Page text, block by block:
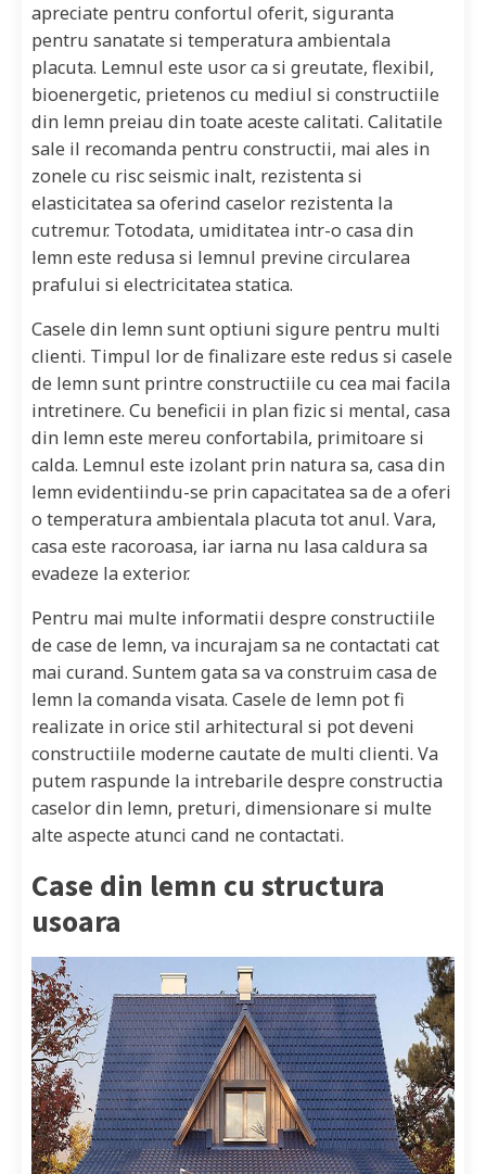
apreciate pentru confortul oferit, siguranta
pentru sanatate si temperatura ambientala
placuta. Lemnul este usor ca si greutate, flexibil,
bioenergetic, prietenos cu mediul si constructiile
din lemn preiau din toate aceste calitati. Calitatile
sale il recomanda pentru constructii, mai ales in
zonele cu risc seismic inalt, rezistenta si
elasticitatea sa oferind caselor rezistenta la
cutremur. Totodata, umiditatea intr-o casa din
lemn este redusa si lemnul previne circularea
prafului si electricitatea statica.
Casele din lemn sunt optiuni sigure pentru multi
clienti. Timpul lor de finalizare este redus si casele
de lemn sunt printre constructiile cu cea mai facila
intretinere. Cu beneficii in plan fizic si mental, casa
din lemn este mereu confortabila, primitoare si
calda. Lemnul este izolant prin natura sa, casa din
lemn evidentiindu-se prin capacitatea sa de a oferi
o temperatura ambientala placuta tot anul. Vara,
casa este racoroasa, iar iarna nu lasa caldura sa
evadeze la exterior.
Pentru mai multe informatii despre constructiile
de case de lemn, va incurajam sa ne contactati cat
mai curand. Suntem gata sa va construim casa de
lemn la comanda visata. Casele de lemn pot fi
realizate in orice stil arhitectural si pot deveni
constructiile moderne cautate de multi clienti. Va
putem raspunde la intrebarile despre constructia
caselor din lemn, preturi, dimensionare si multe
alte aspecte atunci cand ne contactati.
Case din lemn cu structura
usoara